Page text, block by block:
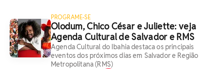
PROGRAME-SE
Olodum, Chico César e Juliette: veja
Agenda Cultural de Salvador e RMS
Agenda Cultural do Ibahia destaca os principais
eventos dos próximos dias em Salvador e Região
Metropolitana (RMS)